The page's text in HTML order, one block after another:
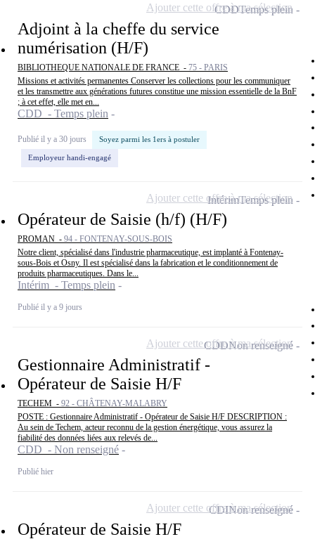
Adjoint à la cheffe du service
numérisation (H/F)
BIBLIOTHEQUE NATIONALE DE FRANCE - 75 - PARIS
Missions et activités permanentes Conserver les collections pour les communiquer
et les transmettre aux générations futures constitue une mission essentielle de la BnF
; à cet effet, elle met en...
CDD - Temps plein
Publié il y a 30 jours Soyez parmi les 1ers à postuler
Employeur handi-engagé
CDDTemps plein
Ajouter cette offre à ma sélection
Opérateur de Saisie (h/f) (H/F)
PROMAN - 94 - FONTENAY-SOUS-BOIS
Notre client, spécialisé dans l'industrie pharmaceutique, est implanté à Fontenay-
sous-Bois et Osny. Il est spécialisé dans la fabrication et le conditionnement de
produits pharmaceutiques. Dans le...
Intérim - Temps plein
Publié il y a 9 jours
IntérimTemps plein
Ajouter cette offre à ma sélection
Gestionnaire Administratif -
Opérateur de Saisie H/F
TECHEM - 92 - CHÂTENAY-MALABRY
POSTE : Gestionnaire Administratif - Opérateur de Saisie H/F DESCRIPTION :
Au sein de Techem, acteur reconnu de la gestion énergétique, vous assurez la
fiabilité des données liées aux relevés de...
CDD - Non renseigné
Publié hier
CDDNon renseigné
Ajouter cette offre à ma sélection
Opérateur de Saisie H/F
CDINon renseigné
Ajouter cette offre à ma sélection